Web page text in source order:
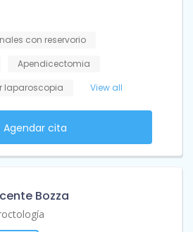
con reservorio
Apendicectomia
laparoscopia
View all
Agendar cita
Bozza